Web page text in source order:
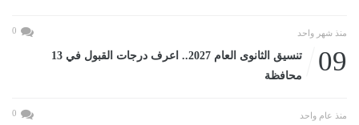
منذ شهر واحد 0
09
تنسيق الثانوى العام 2027.. اعرف درجات القبول في 13
محافظة
منذ عام واحد 0